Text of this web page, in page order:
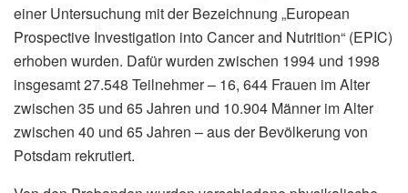
einer Untersuchung mit der Bezeichnung „European
Prospective Investigation into Cancer and Nutrition“ (EPIC)
erhoben wurden. Dafür wurden zwischen 1994 und 1998
insgesamt 27.548 Teilnehmer – 16, 644 Frauen im Alter
zwischen 35 und 65 Jahren und 10.904 Männer im Alter
zwischen 40 und 65 Jahren – aus der Bevölkerung von
Potsdam rekrutiert.